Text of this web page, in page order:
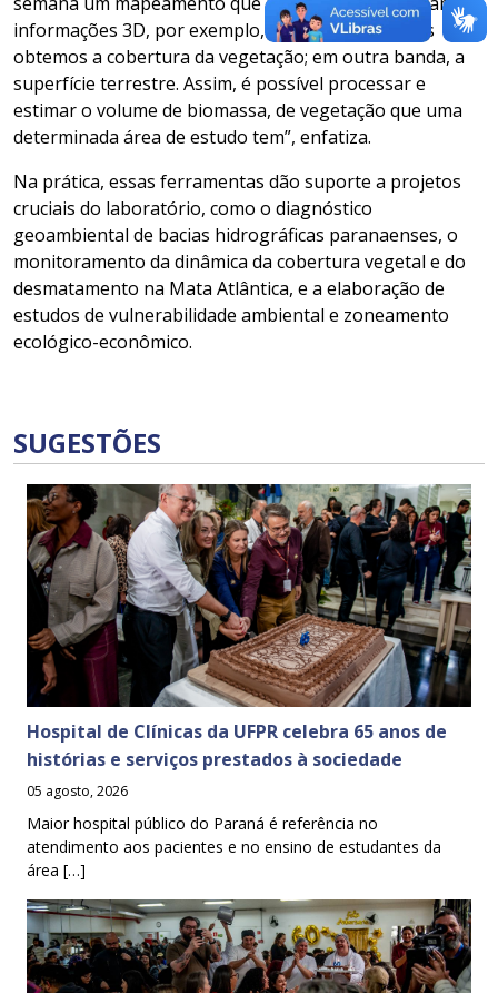
informações 3D, por exemplo, em uma das bandas
obtemos a cobertura da vegetação; em outra banda, a
superfície terrestre. Assim, é possível processar e
estimar o volume de biomassa, de vegetação que uma
determinada área de estudo tem”, enfatiza.
Na prática, essas ferramentas dão suporte a projetos
cruciais do laboratório, como o diagnóstico
geoambiental de bacias hidrográficas paranaenses, o
monitoramento da dinâmica da cobertura vegetal e do
desmatamento na Mata Atlântica, e a elaboração de
estudos de vulnerabilidade ambiental e zoneamento
ecológico-econômico.
SUGESTÕES
Hospital de Clínicas da UFPR celebra 65 anos de
histórias e serviços prestados à sociedade
05 agosto, 2026
Maior hospital público do Paraná é referência no
atendimento aos pacientes e no ensino de estudantes da
área […]